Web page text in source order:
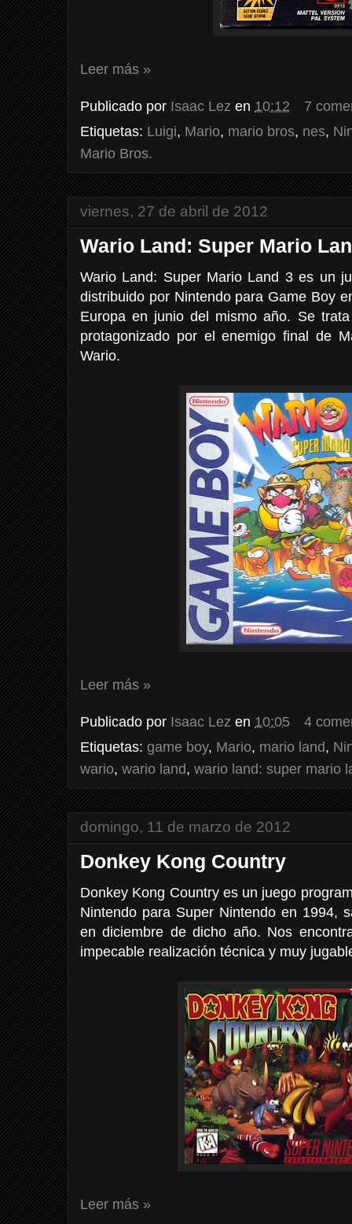
Leer más »
Publicado por Isaac Lez en 10:12
7
Etiquetas: Luigi, Mario, mario bros, nes,
Mario Bros.
viernes, 27 de abril de 2012
Wario Land: Super Mario
Wario Land: Super Mario Land 3 es un
distribuido por Nintendo para Game Boy
Europa en junio del mismo año. Se
protagonizado por el enemigo final de
Wario.
Leer más »
Publicado por Isaac Lez en 10:05
4
Etiquetas: game boy, Mario, mario land,
wario, wario land, wario land: super mario
domingo, 11 de marzo de 2012
Donkey Kong Country
Donkey Kong Country es un juego
Nintendo para Super Nintendo en 1994,
en diciembre de dicho año. Nos
impecable realización técnica y muy
Leer más »